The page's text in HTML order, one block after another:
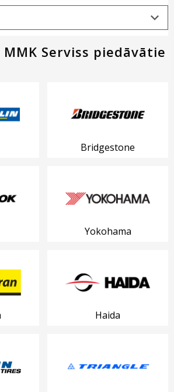
Serviss piedāvātie
Bridgestone
Yokohama
Haida